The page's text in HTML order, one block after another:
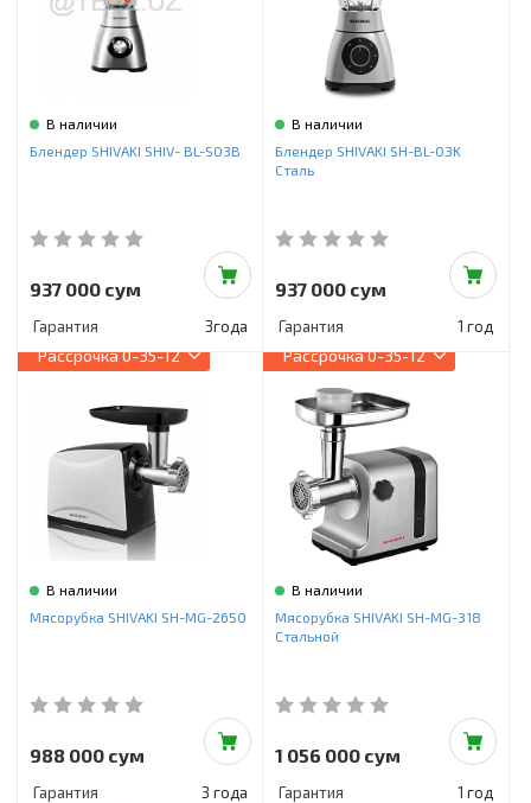
В наличии
Блендер SHIVAKI SHIV- BL-S03B
937 000 сум
Гарантия 3года
В наличии
Блендер SHIVAKI SH-BL-03K
Сталь
937 000 сум
Гарантия 1 год
Рассрочка0-35-12
В наличии
Мясорубка SHIVAKI SH-MG-2650
988 000 сум
Гарантия 3 года
Рассрочка0-35-12
В наличии
Мясорубка SHIVAKI SH-MG-318
Стальной
1 056 000 сум
Гарантия 1 год